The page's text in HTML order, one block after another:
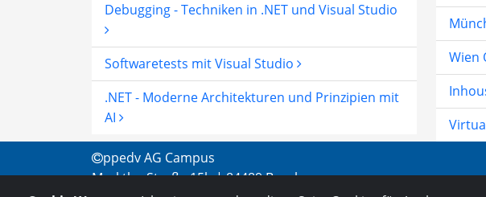
Debugging - Techniken in .NET und Visual Studio
Softwaretests mit Visual Studio
.NET - Moderne Architekturen und Prinzipien mit
AI
Wien
ppedv AG Campus
Marktler Straße 15b | 84489 Burghausen